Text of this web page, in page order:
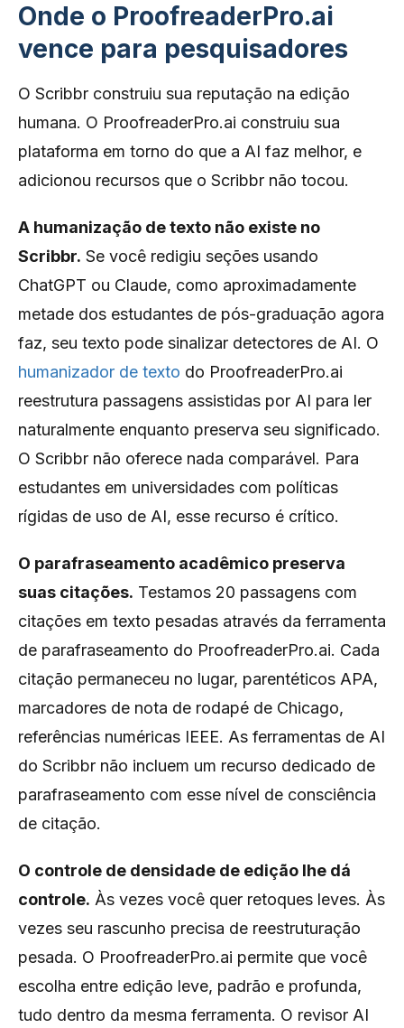
Onde o ProofreaderPro.ai
vence para pesquisadores
O Scribbr construiu sua reputação na edição
humana. O ProofreaderPro.ai construiu sua
plataforma em torno do que a AI faz melhor, e
adicionou recursos que o Scribbr não tocou.
A humanização de texto não existe no
Scribbr. Se você redigiu seções usando
ChatGPT ou Claude, como aproximadamente
metade dos estudantes de pós-graduação agora
faz, seu texto pode sinalizar detectores de AI. O
humanizador de texto do ProofreaderPro.ai
reestrutura passagens assistidas por AI para ler
naturalmente enquanto preserva seu significado.
O Scribbr não oferece nada comparável. Para
estudantes em universidades com políticas
rígidas de uso de AI, esse recurso é crítico.
O parafraseamento acadêmico preserva
suas citações. Testamos 20 passagens com
citações em texto pesadas através da ferramenta
de parafraseamento do ProofreaderPro.ai. Cada
citação permaneceu no lugar, parentéticos APA,
marcadores de nota de rodapé de Chicago,
referências numéricas IEEE. As ferramentas de AI
do Scribbr não incluem um recurso dedicado de
parafraseamento com esse nível de consciência
de citação.
O controle de densidade de edição lhe dá
controle. Às vezes você quer retoques leves. Às
vezes seu rascunho precisa de reestruturação
pesada. O ProofreaderPro.ai permite que você
escolha entre edição leve, padrão e profunda,
tudo dentro da mesma ferramenta. O revisor AI